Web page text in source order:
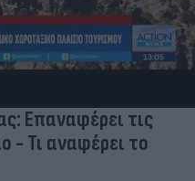
Επαναφέρει τις
- Τι αναφέρει το